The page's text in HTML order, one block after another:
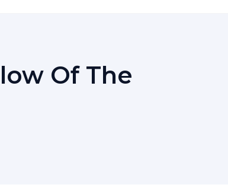
Of The